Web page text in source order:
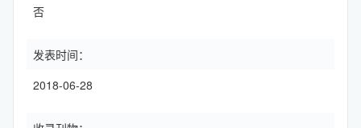
否
发表时间：
2018-06-28